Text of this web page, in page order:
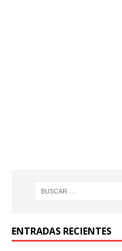
ENTRADAS RECIENTES